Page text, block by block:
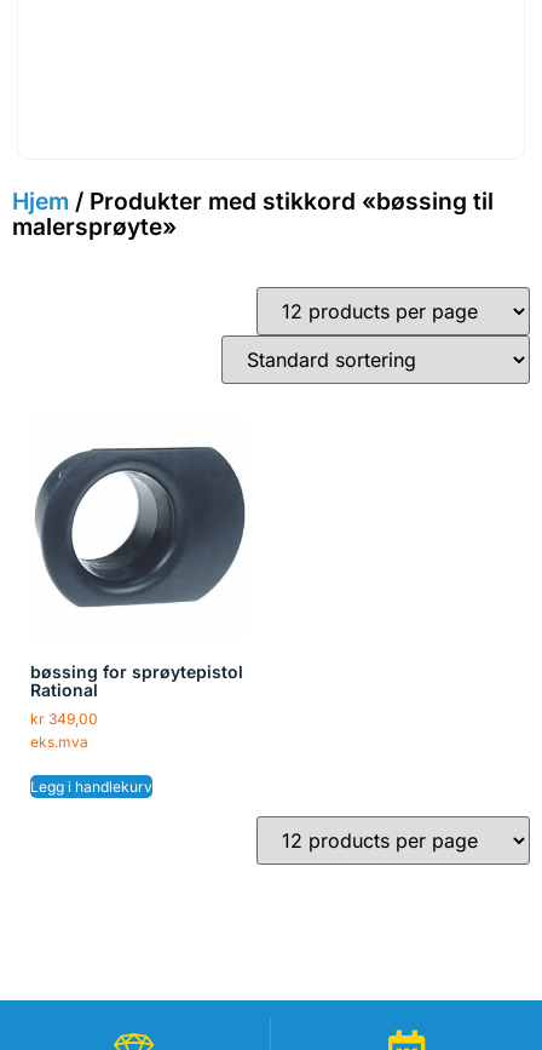
Hjem / Produkter med stikkord «bøssing til
malersprøyte»
bøssing for sprøytepistol
Rational
kr 349,00
eks.mva
Legg i handlekurv